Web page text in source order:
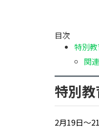
目次
特別
関
特別
2月19日～